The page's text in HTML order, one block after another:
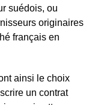
suédois, ou
originaires
français en
ainsi le choix
un contrat